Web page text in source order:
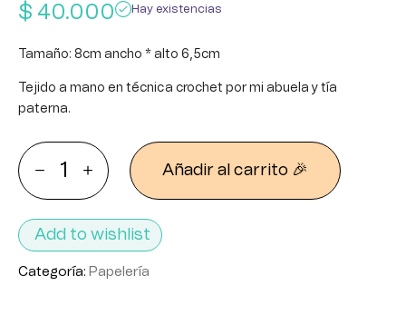
$ 40.000 Hay existencias
Tamaño: 8cm ancho * alto 6,5cm
Tejido a mano en técnica crochet por mi abuela y tía
paterna.
Añadir al carrito 🎉
Add to wishlist
Categoría: Papelería